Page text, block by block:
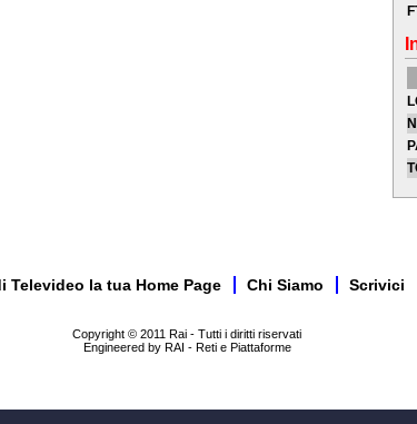
Televideo la tua Home Page Chi Siamo Scrivici
Copyright © 2011 Rai - Tutti i diritti riservati
Engineered by RAI - Reti e Piattaforme